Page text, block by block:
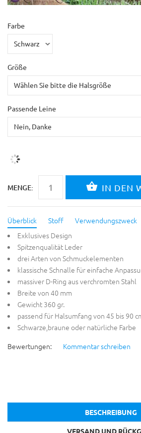
Farbe
Größe
Passende Leine
MENGE:
Überblick Stoff
Verwendungszweck
Exklusives Design
Spitzenqualität Leder
drei Arten von Schmuckelementen
klassische Schnalle für einfache
massiver D-Ring aus verchromten Stahl
Breite von 40 mm
Gewicht 360 gr.
passend für Halsumfang von 45 bis 90
Schwarze,braune oder natürliche Farbe
Bewertungen:
Kommentar schreiben
BESCHREIBUNG
VERSAND UND